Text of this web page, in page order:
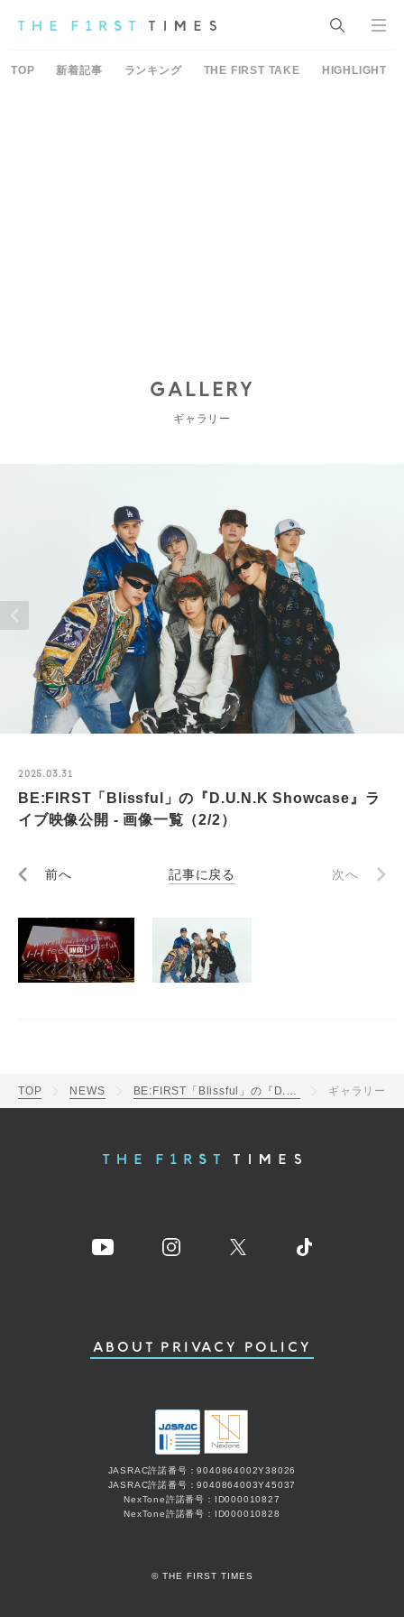
TOP 新着記事 ランキング THE FIRST TAKE HIGHLIGHT
GALLERY
ギャラリー
2025.03.31
BE:FIRST「Blissful」の『D.U.N.K Showcase』ラ
イブ映像公開 - 画像一覧（2/2）
前へ 記事に戻る 次へ
TOP NEWS ギャラリー
ABOUT PRIVACY POLICY
JASRAC許諾番号：9040864002Y38026
JASRAC許諾番号：9040864003Y45037
NexTone許諾番号：ID000010827
NexTone許諾番号：ID000010828
© THE FIRST TIMES